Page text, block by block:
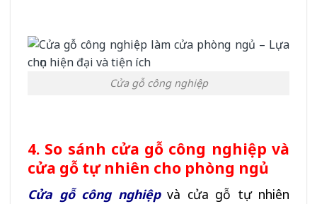
Cửa gỗ công nghiệp
4. So sánh cửa gỗ công nghiệp và
cửa gỗ tự nhiên cho phòng ngủ
Cửa gỗ công nghiệpvà cửa gỗ tự nhiên